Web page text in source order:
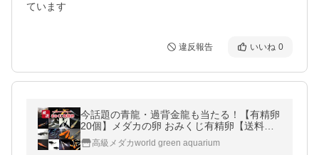
ています
違反報告 いいね 0
今話題の青龍・過背金龍も当たる！【有精卵
20個】メダカの卵 おみくじ有精卵【送料無
料】生体 オロチ 幹之フルボディ レッドクリ
フ エメキン ダルマなどから
高級メダカworld green aquarium